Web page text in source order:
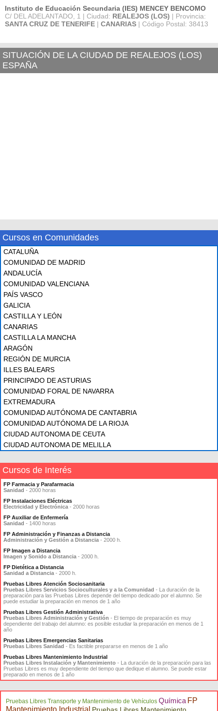
Instituto de Educación Secundaria (IES) MENCEY BENCOMO
C/ DEL ADELANTADO, 1 | Ciudad: REALEJOS (LOS) | Provincia:
SANTA CRUZ DE TENERIFE | CANARIAS | Código Postal: 38413
SITUACIÓN DE LA CIUDAD DE REALEJOS (LOS)
ESPAÑA
Cursos en Comunidades
CATALUÑA
COMUNIDAD DE MADRID
ANDALUCÍA
COMUNIDAD VALENCIANA
PAÍS VASCO
GALICIA
CASTILLA Y LEÓN
CANARIAS
CASTILLA LA MANCHA
ARAGÓN
REGIÓN DE MURCIA
ILLES BALEARS
PRINCIPADO DE ASTURIAS
COMUNIDAD FORAL DE NAVARRA
EXTREMADURA
COMUNIDAD AUTÓNOMA DE CANTABRIA
COMUNIDAD AUTÓNOMA DE LA RIOJA
CIUDAD AUTONOMA DE CEUTA
CIUDAD AUTONOMA DE MELILLA
Cursos de Interés
FP Farmacia y Parafarmacia
Sanidad - 2000 horas
FP Instalaciones Eléctricas
Electricidad y Electrónica - 2000 horas
FP Auxiliar de Enfermería
Sanidad - 1400 horas
FP Administración y Finanzas a Distancia
Administración y Gestión a Distancia - 2000 h.
FP Imagen a Distancia
Imagen y Sonido a Distancia - 2000 h.
FP Dietética a Distancia
Sanidad a Distancia - 2000 h.
Pruebas Libres Atención Sociosanitaria
Pruebas Libres Servicios Socioculturales y a la Comunidad - La duración de la
preparación para las Pruebas Libres depende del tiempo dedicado por el alumno. Se
puede estudiar la preparación en menos de 1 año
Pruebas Libres Gestión Administrativa
Pruebas Libres Administración y Gestión - El tiempo de preparación es muy
dependiente del trabajo del alumno: es posible estudiar la preparación en menos de 1
año
Pruebas Libres Emergencias Sanitarias
Pruebas Libres Sanidad - Es factible prepararse en menos de 1 año
Pruebas Libres Mantenimiento Industrial
Pruebas Libres Instalación y Mantenimiento - La duración de la preparación para las
Pruebas Libres es muy dependiente del tiempo que dedique el alumno. Se puede estar
preparado en menos de 1 año
Pruebas Libres Transporte y Mantenimiento de Vehículos Química FP
Mantenimiento Industrial